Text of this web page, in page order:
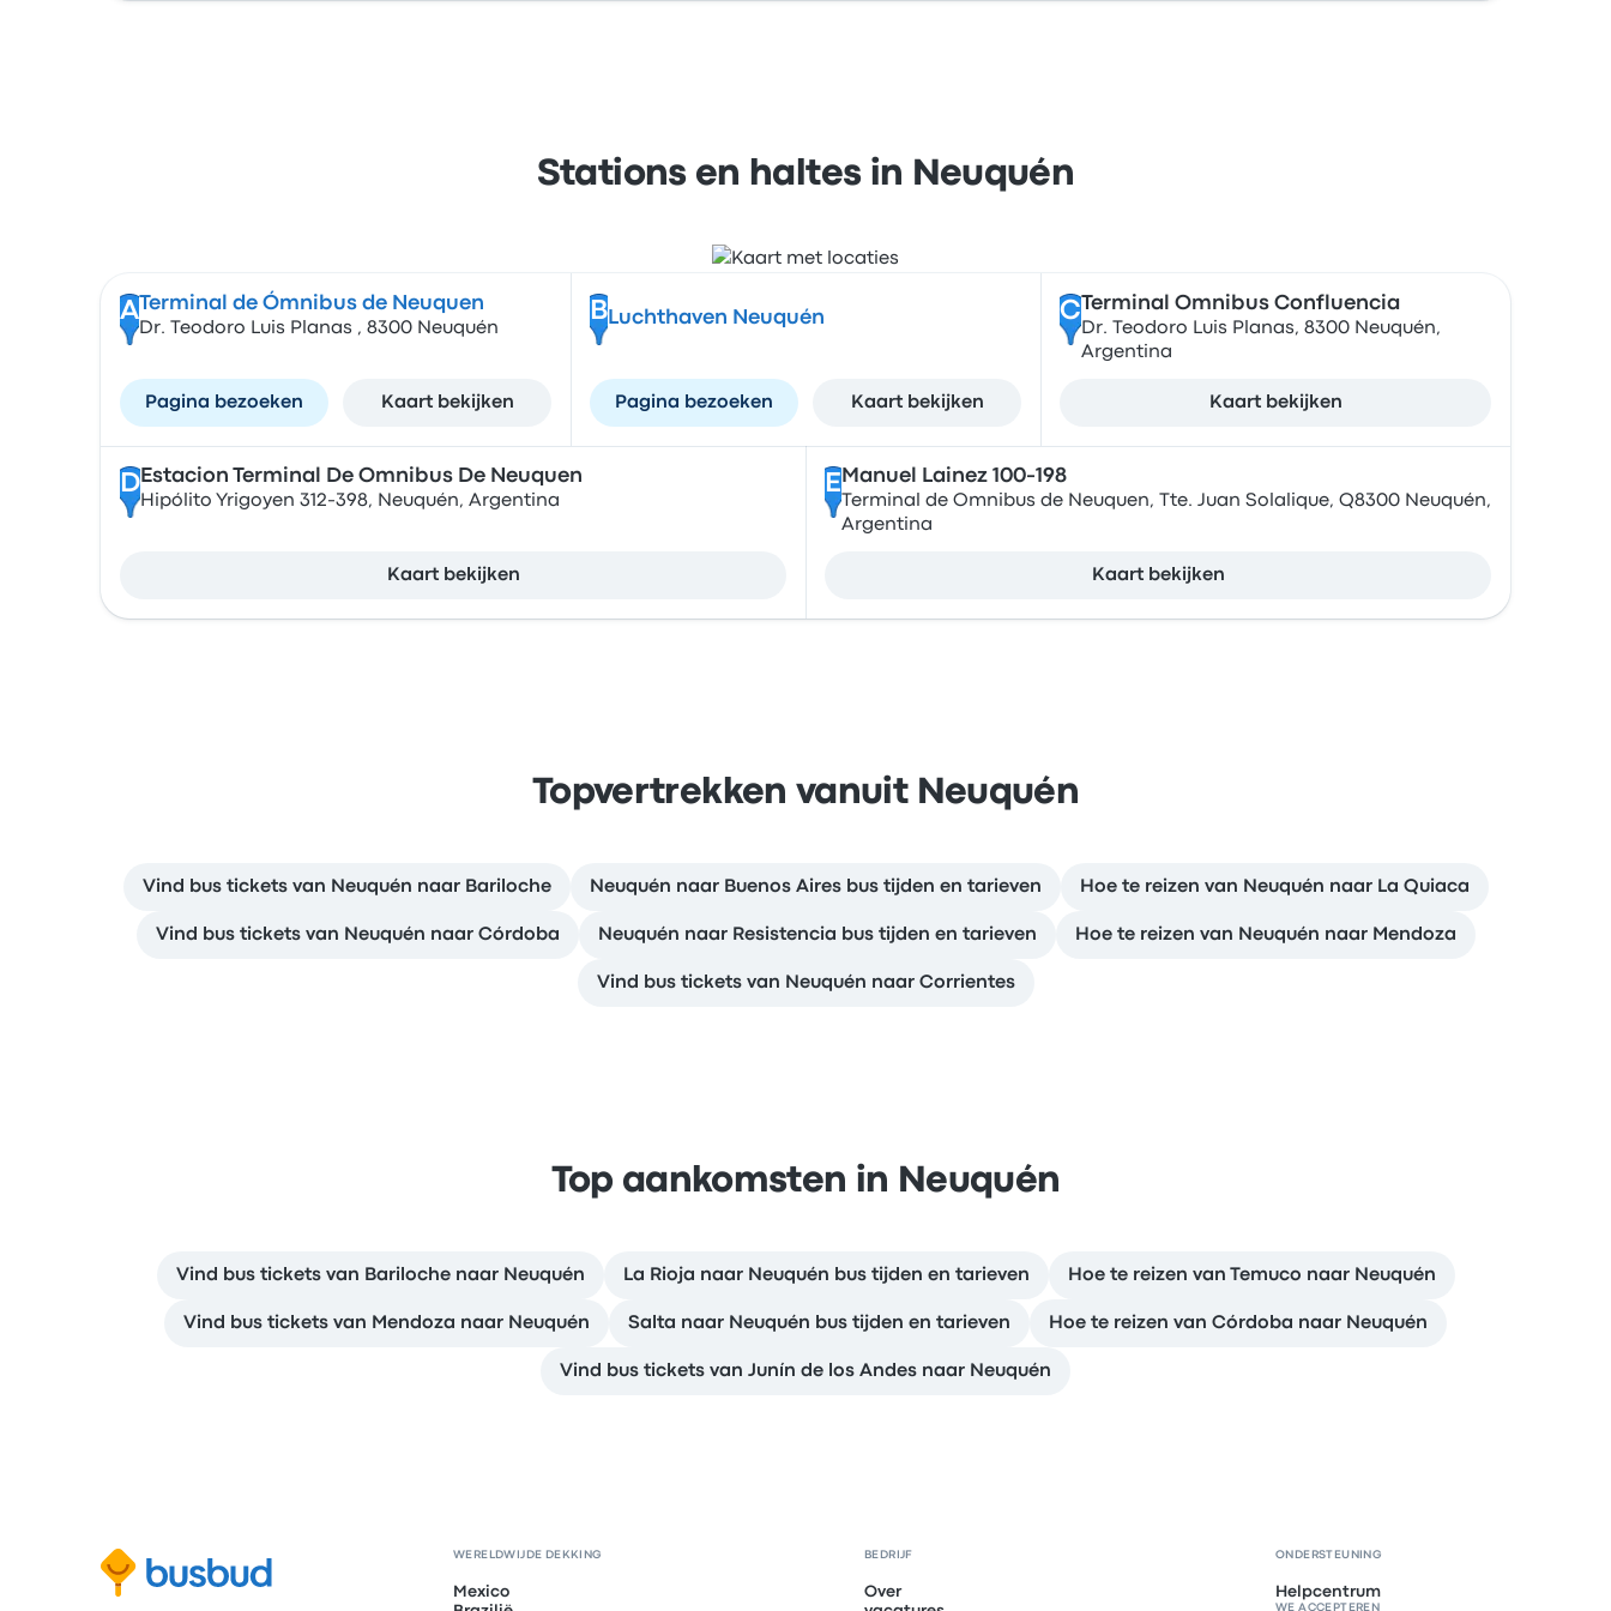
Stations en haltes in Neuquén
A Terminal de Ómnibus de Neuquen
Dr. Teodoro Luis Planas , 8300 Neuquén
Pagina bezoeken Kaart bekijken
BLuchthaven Neuquén
Pagina bezoeken Kaart bekijken
CTerminal Omnibus Confluencia
Dr. Teodoro Luis Planas, 8300 Neuquén,
Argentina
Kaart bekijken
DEstacion Terminal De Omnibus De Neuquen
Hipólito Yrigoyen 312-398, Neuquén, Argentina
Kaart bekijken
E Manuel Lainez 100-198
Terminal de Omnibus de Neuquen, Tte. Juan Solalique, Q8300 Neuquén,
Argentina
Kaart bekijken
Topvertrekken vanuit Neuquén
Vind bus tickets van Neuquén naar Bariloche Neuquén naar Buenos Aires bus tijden en tarieven Hoe te reizen van Neuquén naar La Quiaca
Vind bus tickets van Neuquén naar Córdoba Neuquén naar Resistencia bus tijden en tarieven Hoe te reizen van Neuquén naar Mendoza
Vind bus tickets van Neuquén naar Corrientes
Top aankomsten in Neuquén
Vind bus tickets van Bariloche naar Neuquén La Rioja naar Neuquén bus tijden en tarieven Hoe te reizen van Temuco naar Neuquén
Vind bus tickets van Mendoza naar Neuquén Salta naar Neuquén bus tijden en tarieven Hoe te reizen van Córdoba naar Neuquén
Vind bus tickets van Junín de los Andes naar Neuquén
WERELDWIJDE DEKKING
Mexico
BEDRIJF
Over
ONDERSTEUNING
Helpcentrum
WE ACCEPTEREN